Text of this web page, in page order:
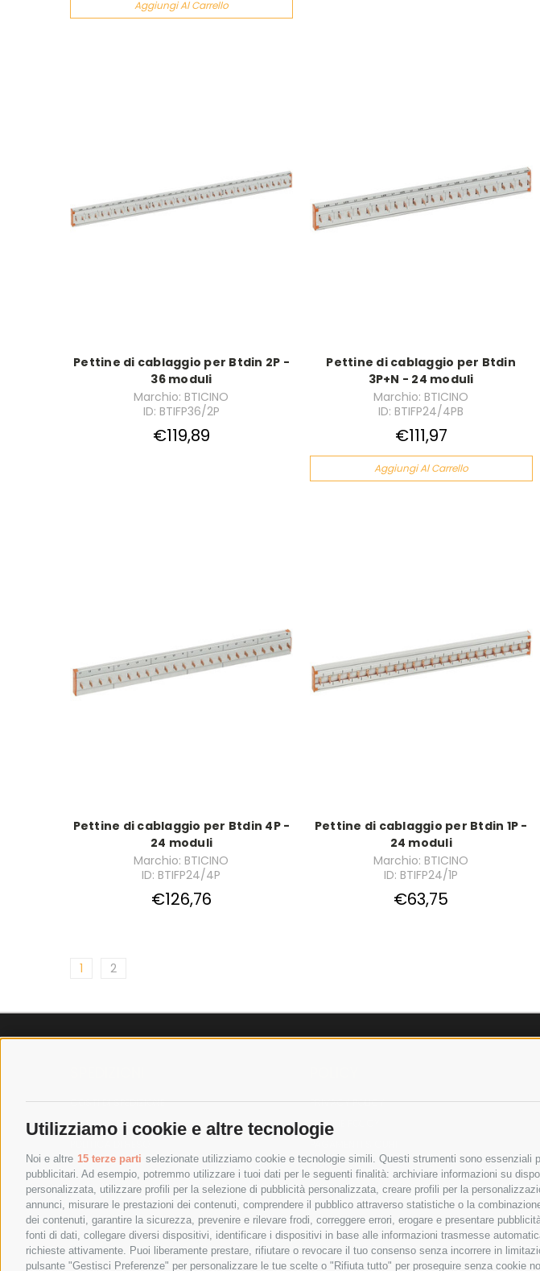
Utilizziamo i cookie e altre tecnologie
Noi e altre 15 terze parti selezionate utilizziamo cookie e tecnologie simili. Questi strumenti sono
pubblicitari. Ad esempio, potremmo utilizzare i tuoi dati per le seguenti finalità: archiviare informazioni su
personalizzata, utilizzare profili per la selezione di pubblicità personalizzata, creare profili per la
annunci, misurare le prestazioni dei contenuti, comprendere il pubblico attraverso statistiche o la
dei contenuti, garantire la sicurezza, prevenire e rilevare frodi, correggere errori, erogare e presentare
fonti di dati, collegare diversi dispositivi, identificare i dispositivi in base alle informazioni trasmesse
richieste attivamente. Puoi liberamente prestare, rifiutare o revocare il tuo consenso senza incorrere in
pulsante "Gestisci Preferenze" per personalizzare le tue scelte o "Rifiuta tutto" per proseguire senza cookie
Aggiungi Al Carrello
Pettine di cablaggio per Btdin 2P -
36 moduli
Marchio: BTICINO
ID: BTIFP36/2P
€119,89
Pettine di cablaggio per Btdin
3P+N - 24 moduli
Marchio: BTICINO
ID: BTIFP24/4PB
€111,97
Aggiungi Al Carrello
Pettine di cablaggio per Btdin 4P -
24 moduli
Marchio: BTICINO
ID: BTIFP24/4P
€126,76
Pettine di cablaggio per Btdin 1P -
24 moduli
Marchio: BTICINO
ID: BTIFP24/1P
€63,75
1 2
COSTI DI SPEDIZIONE
TEMPI DI SPEDIZIONE
PRIVACY POLICY
COOKIE POLICY